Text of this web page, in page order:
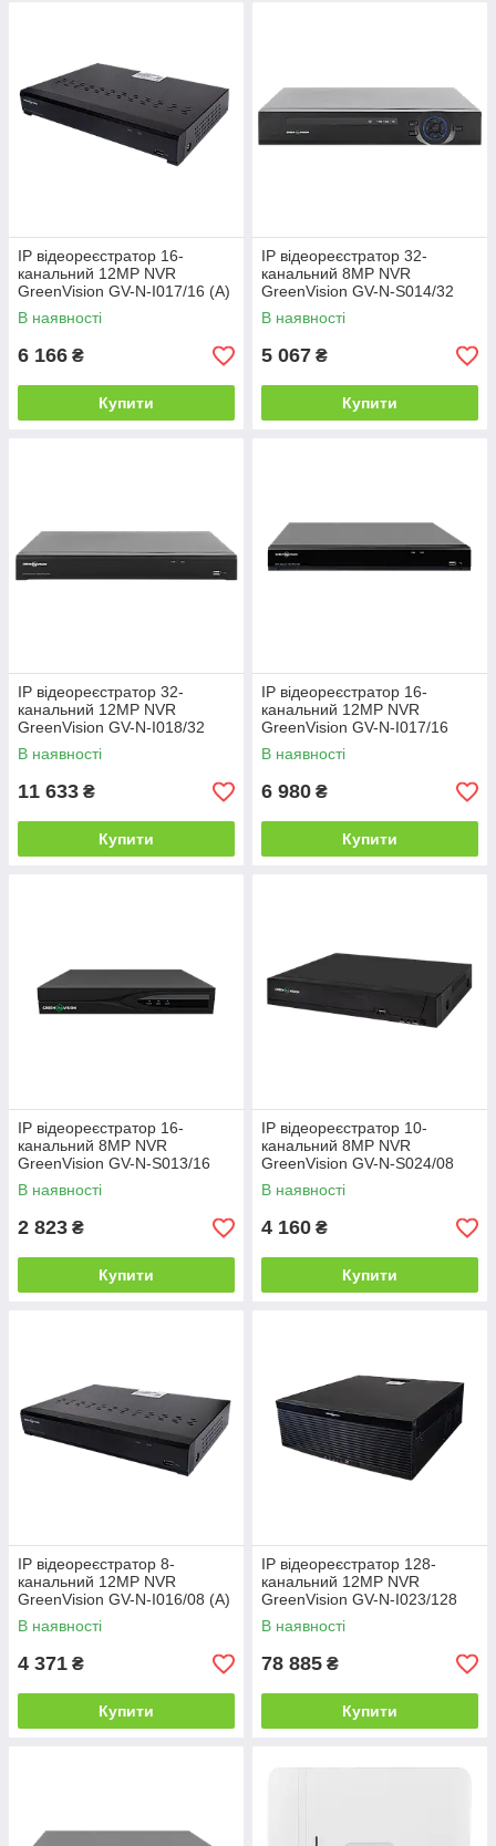
IP відеореєстратор 16-
канальний 12MP NVR
GreenVision GV-N-I017/16 (A)
В наявності
6 166 ₴
Купити
IP відеореєстратор 32-
канальний 8MP NVR
GreenVision GV-N-S014/32
(Lite)
В наявності
5 067 ₴
Купити
IP відеореєстратор 32-
канальний 12MP NVR
GreenVision GV-N-I018/32
В наявності
11 633 ₴
Купити
IP відеореєстратор 16-
канальний 12MP NVR
GreenVision GV-N-I017/16
12MP 12MP (V2)
В наявності
6 980 ₴
Купити
IP відеореєстратор 16-
канальний 8MP NVR
GreenVision GV-N-S013/16
(Lite)
В наявності
2 823 ₴
Купити
IP відеореєстратор 10-
канальний 8MP NVR
GreenVision GV-N-S024/08
(8POE) (Lite)
В наявності
4 160 ₴
Купити
IP відеореєстратор 8-
канальний 12MP NVR
GreenVision GV-N-I016/08 (A)
В наявності
4 371 ₴
Купити
IP відеореєстратор 128-
канальний 12MP NVR
GreenVision GV-N-I023/128
В наявності
78 885 ₴
Купити